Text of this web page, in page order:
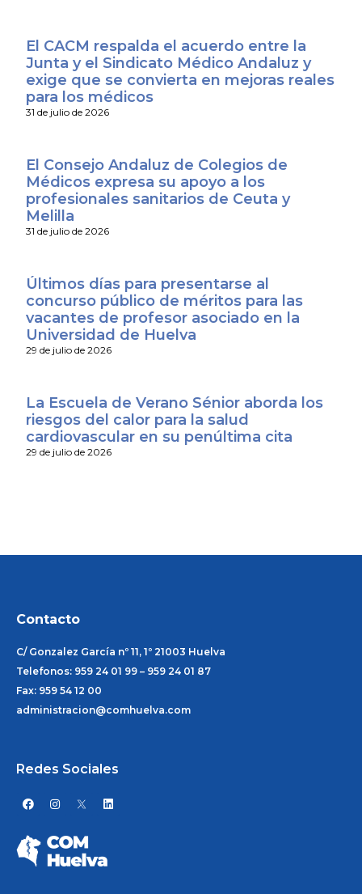
El CACM respalda el acuerdo entre la
Junta y el Sindicato Médico Andaluz y
exige que se convierta en mejoras reales
para los médicos
31 de julio de 2026
El Consejo Andaluz de Colegios de
Médicos expresa su apoyo a los
profesionales sanitarios de Ceuta y
Melilla
31 de julio de 2026
Últimos días para presentarse al
concurso público de méritos para las
vacantes de profesor asociado en la
Universidad de Huelva
29 de julio de 2026
La Escuela de Verano Sénior aborda los
riesgos del calor para la salud
cardiovascular en su penúltima cita
29 de julio de 2026
Contacto
C/ Gonzalez García nº 11, 1º 21003 Huelva
Telefonos: 959 24 01 99 – 959 24 01 87
Fax: 959 54 12 00
administracion@comhuelva.com
Redes Sociales
F
a
e
b
o
o
I
n
a
g
r
L
i
i